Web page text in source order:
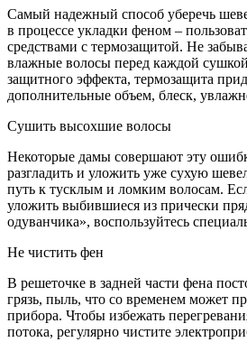
Самый надежный способ уберечь
в процессе укладки феном –
средствами с термозащитой. Не
влажные волосы перед каждой
защитного эффекта, термозащита
дополнительные объем, блеск,
Сушить высохшие волосы
Некоторые дамы совершают эту
разгладить и уложить уже сухую
путь к тусклым и ломким волосам.
уложить выбившиеся из прически
одуванчика», воспользуйтесь
Не чистить фен
В решеточке в задней части фена
грязь, пыль, что со временем может
прибора. Чтобы избежать
потока, регулярно чистите